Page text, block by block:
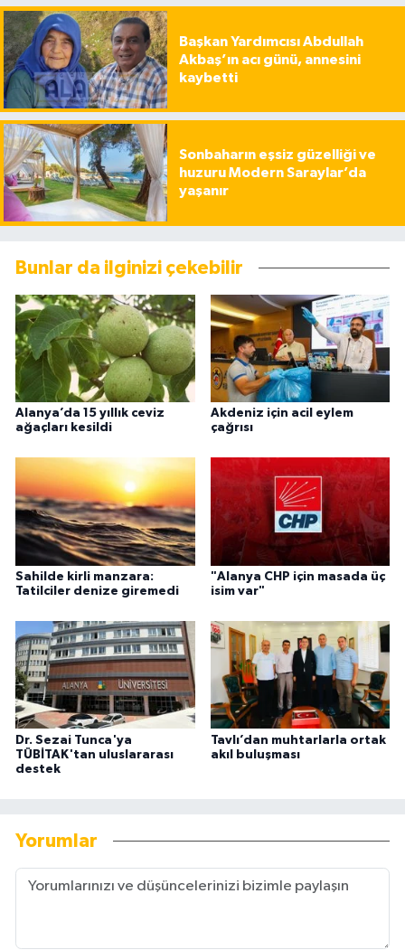
Başkan Yardımcısı Abdullah
Akbaş’ın acı günü, annesini
kaybetti
Sonbaharın eşsiz güzelliği ve
huzuru Modern Saraylar’da
yaşanır
Bunlar da ilginizi çekebilir
Alanya’da 15 yıllık ceviz
ağaçları kesildi
Akdeniz için acil eylem
çağrısı
Sahilde kirli manzara:
Tatilciler denize giremedi
"Alanya CHP için masada üç
isim var"
Dr. Sezai Tunca'ya
TÜBİTAK'tan uluslararası
destek
Tavlı’dan muhtarlarla ortak
akıl buluşması
Yorumlar